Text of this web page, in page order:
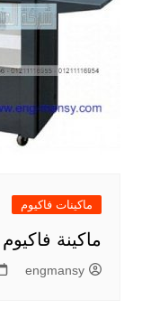
ماكينات فاكيوم
ماكينة
engmansy